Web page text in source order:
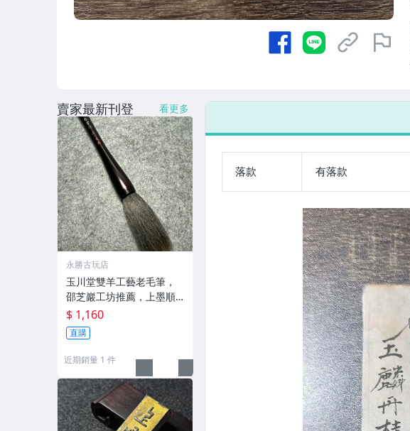
落款 有落款
賣家最新刊登 看更多
永勝古玩店
玉川堂雙羊工藝老毛筆，
邵芝巖工坊推薦，上墨順
滑古墨專用 老墨 冬青 老筆
$ 1,160
直購
近期銷量 1 件